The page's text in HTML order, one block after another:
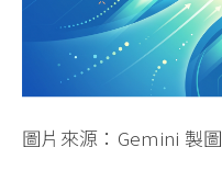
圖片來源：Gemini 製圖